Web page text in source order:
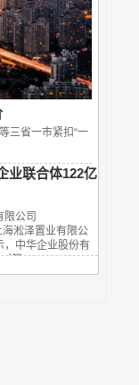
三省一市紧扣“一
业联合体122亿
限公司
海淞泽置业有限公
，中华企业股份有
简...